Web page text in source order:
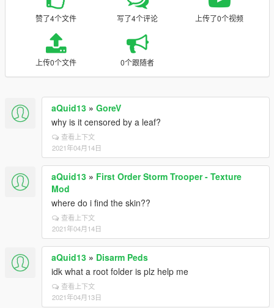
赞了4个文件 写了4个评论 上传了0个视频
上传0个文件 0个跟随者
aQuid13 » GoreV
why is it censored by a leaf?
查看上下文
2021年04月14日
aQuid13 » First Order Storm Trooper - Texture
Mod
where do i find the skin??
查看上下文
2021年04月14日
aQuid13 » Disarm Peds
idk what a root folder is plz help me
查看上下文
2021年04月13日